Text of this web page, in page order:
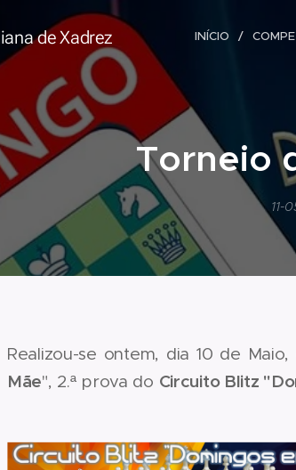
deXadrez INÍCIO
Torneio
11-
Realizou-se ontem, dia 10 de
Mãe", 2.ª prova do Circuito Blitz